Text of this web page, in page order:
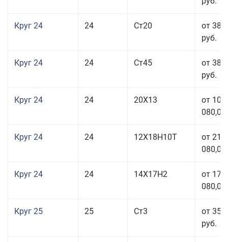
Круг 24 24 Ст20
от 38
руб.
Круг 24 24 Ст45
от 38
руб.
Круг 24 24 20Х13
от 103
080,00
Круг 24 24 12Х18Н10Т
от 211
080,00
Круг 24 24 14Х17Н2
от 178
080,00
Круг 25 25 Ст3
от 35
руб.